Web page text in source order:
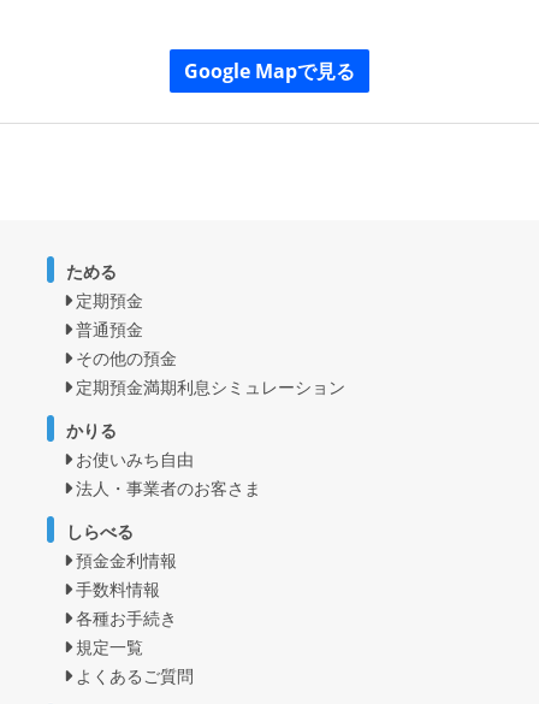
Google Mapで見る
ためる
定期預金
普通預金
その他の預金
定期預金満期利息シミュレーション
かりる
お使いみち自由
法人・事業者のお客さま
しらべる
預金金利情報
手数料情報
各種お手続き
規定一覧
よくあるご質問